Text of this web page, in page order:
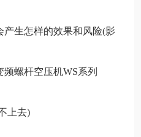
产生怎样的效果和风险(影
频螺杆空压机WS系列
上去)